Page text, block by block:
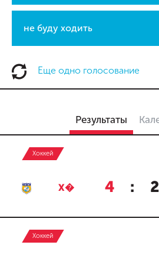
не буду ходить
Еще одно голосование
Результаты
Хоккей
Х� 4 : 2
Хоккей